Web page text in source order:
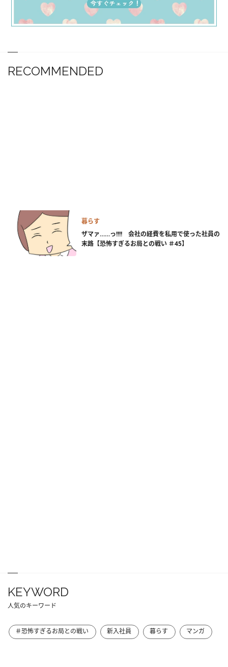
RECOMMENDED
暮らす
ザマァ……っ!!!! 会社の経費を私用で使った社員の
末路【恐怖すぎるお局との戦い ＃45】
KEYWORD
人気のキーワード
＃恐怖すぎるお局との戦い 新入社員 暮らす マンガ